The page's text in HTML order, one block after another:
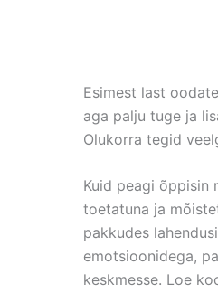
Esimest last
aga palju tuge ja
Olukorra tegid
Kuid peagi õppisin
toetatuna ja
pakkudes
emotsioonidega,
keskmesse. Loe